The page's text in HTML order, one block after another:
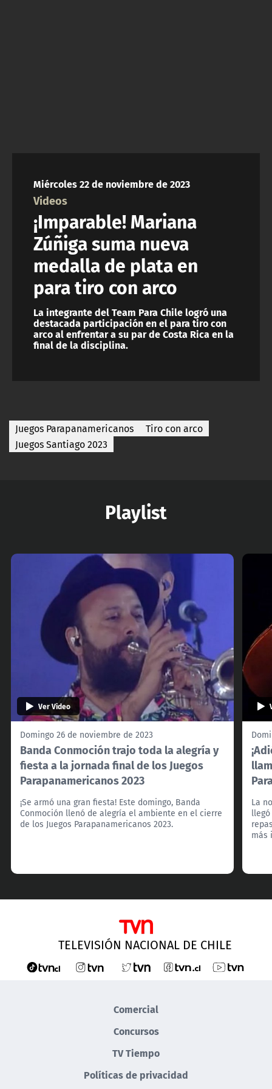
Miércoles 22 de noviembre de 2023
Videos
¡Imparable! Mariana
Zúñiga suma nueva
medalla de plata en
para tiro con arco
La integrante del Team Para Chile logró una
destacada participación en el para tiro con
arco al enfrentar a su par de Costa Rica en la
final de la disciplina.
Juegos Parapanamericanos
Tiro con arco
Juegos Santiago 2023
Playlist
Ver Video
Domingo 26 de noviembre de 2023
Banda Conmoción trajo toda la alegría y
fiesta a la jornada final de los Juegos
Parapanamericanos 2023
¡Se armó una gran fiesta! Este domingo, Banda
Conmoción llenó de alegría el ambiente en el cierre
de los Juegos Parapanamericanos 2023.
La
más
TELEVISIÓN NACIONAL DE CHILE
Comercial
Concursos
TV Tiempo
Políticas de privacidad